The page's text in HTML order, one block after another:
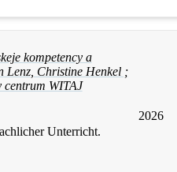
kompetency a
Lenz, Christine Henkel ;
centrum WITAJ
2026
Unterricht.